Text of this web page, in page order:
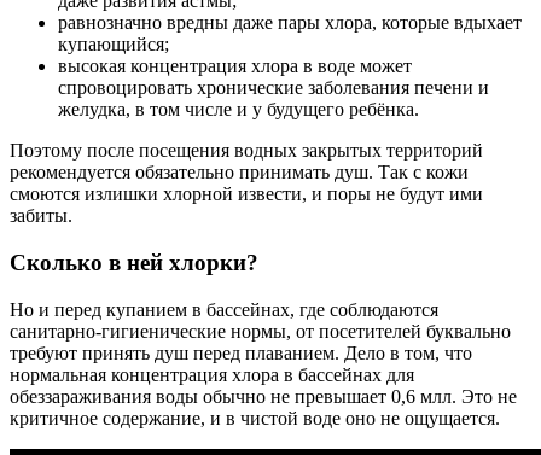
равнозначно вредны даже пары хлора, которые вдыхает
купающийся;
высокая концентрация хлора в воде может
спровоцировать хронические заболевания печени и
желудка, в том числе и у будущего ребёнка.
Поэтому после посещения водных закрытых территорий
рекомендуется обязательно принимать душ. Так с кожи
смоются излишки хлорной извести, и поры не будут ими
забиты.
Сколько в ней хлорки?
Но и перед купанием в бассейнах, где соблюдаются
санитарно-гигиенические нормы, от посетителей буквально
требуют принять душ перед плаванием. Дело в том, что
нормальная концентрация хлора в бассейнах для
обеззараживания воды обычно не превышает 0,6 млл. Это не
критичное содержание, и в чистой воде оно не ощущается.